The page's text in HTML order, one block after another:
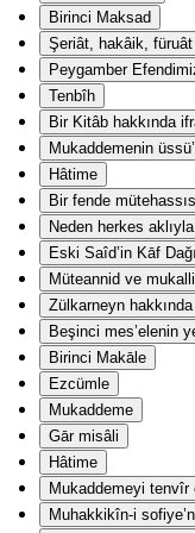
Birinci Maksad
Şeriât, hakâik, füruât
Peygamber
Tenbîh
Bir Kitâb hakkında
Mukaddemenin
Hâtime
Bir fende
Neden herkes
Eski Saîd’in Kāf
Müteannid ve
Zülkarneyn
Beşinci mes’elenin
Birinci Makāle
Ezcümle
Mukaddeme
Gār misâli
Hâtime
Mukaddemeyi
Muhakkikîn-i